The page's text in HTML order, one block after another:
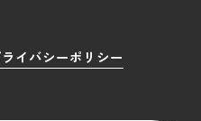
ライバシーポリシー